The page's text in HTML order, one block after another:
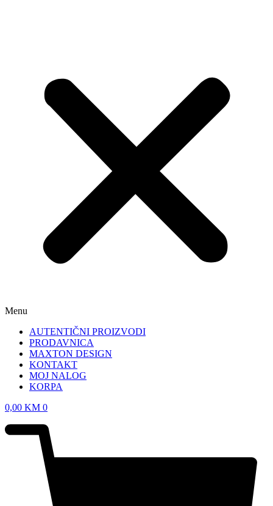
Menu
AUTENTIČNI PROIZVODI
PRODAVNICA
MAXTON DESIGN
KONTAKT
MOJ NALOG
KORPA
0,00 KM 0